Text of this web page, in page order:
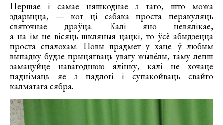
Першае і самае няшкоднае з таго, што можа
здарыцца, — кот ці сабака проста перакуляць
святочнае дрэўца. Калі яно невялікае,
а на ім не вісяць шкляныя цацкі, то ўсё абыдзецца
проста спалохам. Новы прадмет у хаце ў любым
выпадку будзе прыцягваць увагу жывёлы, таму лепш
замацуйце навагоднюю ялінку, калі не хочаце
паднімаць яе з падлогі і супакойваць свайго
калматага сябра.